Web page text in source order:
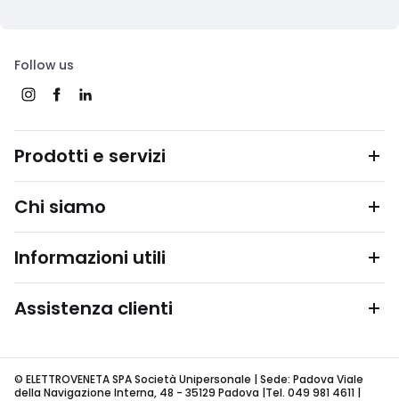
Follow us
Prodotti e servizi
Chi siamo
Informazioni utili
Assistenza clienti
© ELETTROVENETA SPA Società Unipersonale | Sede: Padova Viale
della Navigazione Interna, 48 - 35129 Padova |Tel. 049 981 4611 |